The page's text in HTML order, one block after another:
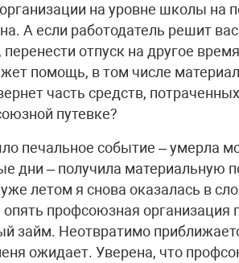
на уровне школы на
А если работодатель решит
отпуск на другое
помощь, в том числе
часть средств,
путевке?
печальное событие – умерла
дни – получила материальную
летом я снова оказалась в
профсоюзная организация
займ. Неотвратимо
ожидает. Уверена, что